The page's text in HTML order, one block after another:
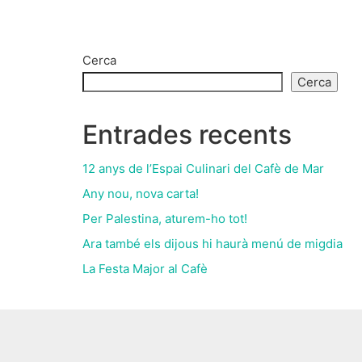
Cerca
Cerca
Entrades recents
12 anys de l’Espai Culinari del Cafè de Mar
Any nou, nova carta!
Per Palestina, aturem-ho tot!
Ara també els dijous hi haurà menú de migdia
La Festa Major al Cafè